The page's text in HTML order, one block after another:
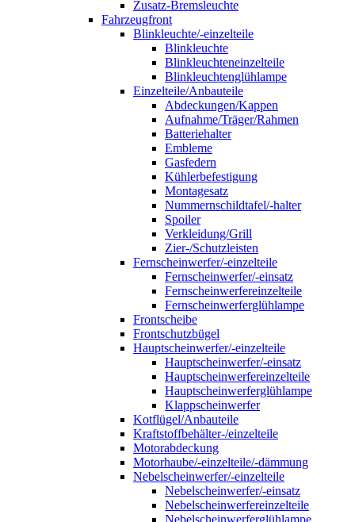
Zusatz-Bremsleuchte
Fahrzeugfront
Blinkleuchte/-einzelteile
Blinkleuchte
Blinkleuchteneinzelteile
Blinkleuchtenglühlampe
Einzelteile/Anbauteile
Abdeckungen/Kappen
Aufnahme/Träger/Rahmen
Batteriehalter
Embleme
Gasfedern
Kühlerbefestigung
Montagesatz
Nummernschildtafel/-halter
Spoiler
Verkleidung/Grill
Zier-/Schutzleisten
Fernscheinwerfer/-einzelteile
Fernscheinwerfer/-einsatz
Fernscheinwerfereinzelteile
Fernscheinwerferglühlampe
Frontscheibe
Frontschutzbügel
Hauptscheinwerfer/-einzelteile
Hauptscheinwerfer/-einsatz
Hauptscheinwerfereinzelteile
Hauptscheinwerferglühlampe
Klappscheinwerfer
Kotflügel/Anbauteile
Kraftstoffbehälter-/einzelteile
Motorabdeckung
Motorhaube/-einzelteile/-dämmung
Nebelscheinwerfer/-einzelteile
Nebelscheinwerfer/-einsatz
Nebelscheinwerfereinzelteile
Nebelscheinwerferglühlampe